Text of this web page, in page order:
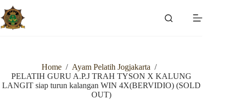
Skip
to
content
Home / Ayam Pelatih Jogjakarta /
PELATIH GURU A.P.J TRAH TYSON X KALUNG
LANGIT siap turun kalangan WIN 4X(BERVIDIO) (SOLD
OUT)